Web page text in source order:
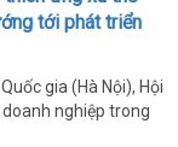
tới phát triển
gia (Hà Nội), Hội
nghiệp trong